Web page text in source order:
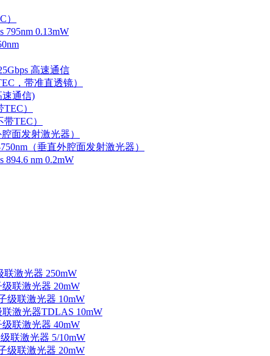
）
0.13mW
高速通信
，带准直透镜）
速通信)
）
TEC）
面发射激光器）
（垂直外腔面发射激光器）
nm 0.2mW
联激光器 250mW
联激光器 20mW
级联激光器 10mW
激光器TDLAS 10mW
联激光器 40mW
联激光器 5/10mW
级联激光器 20mW